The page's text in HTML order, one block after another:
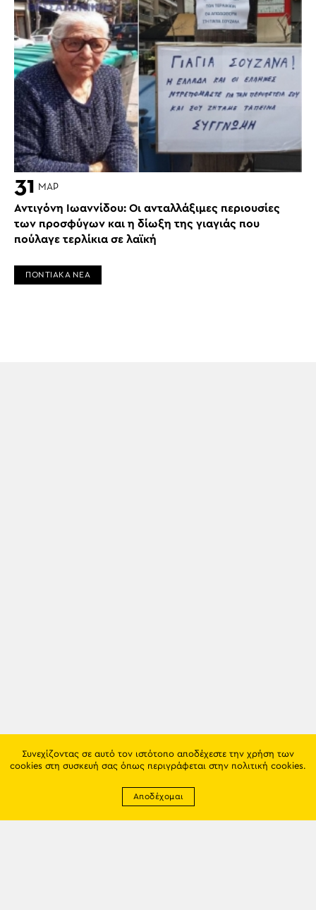
31 ΜΑΡ
Αντιγόνη Ιωαννίδου: Οι ανταλλάξιμες περιουσίες
των προσφύγων και η δίωξη της γιαγιάς που
πούλαγε τερλίκια σε λαϊκή
ΠΟΝΤΙΑΚΑ ΝΕΑ
Συνεχίζοντας σε αυτό τον ιστότοπο αποδέχεστε την χρήση των
cookies στη συσκευή σας όπως περιγράφεται στην πολιτική cookies.
Αποδέχομαι